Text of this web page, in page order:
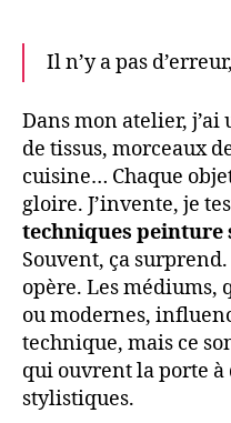
Il n’y a pas
Dans mon atelier, j’ai
de tissus, morceaux
cuisine… Chaque
gloire. J’invente, je
techniques peinture
Souvent, ça surprend.
opère. Les médiums,
ou modernes,
technique, mais ce
qui ouvrent la porte
stylistiques.